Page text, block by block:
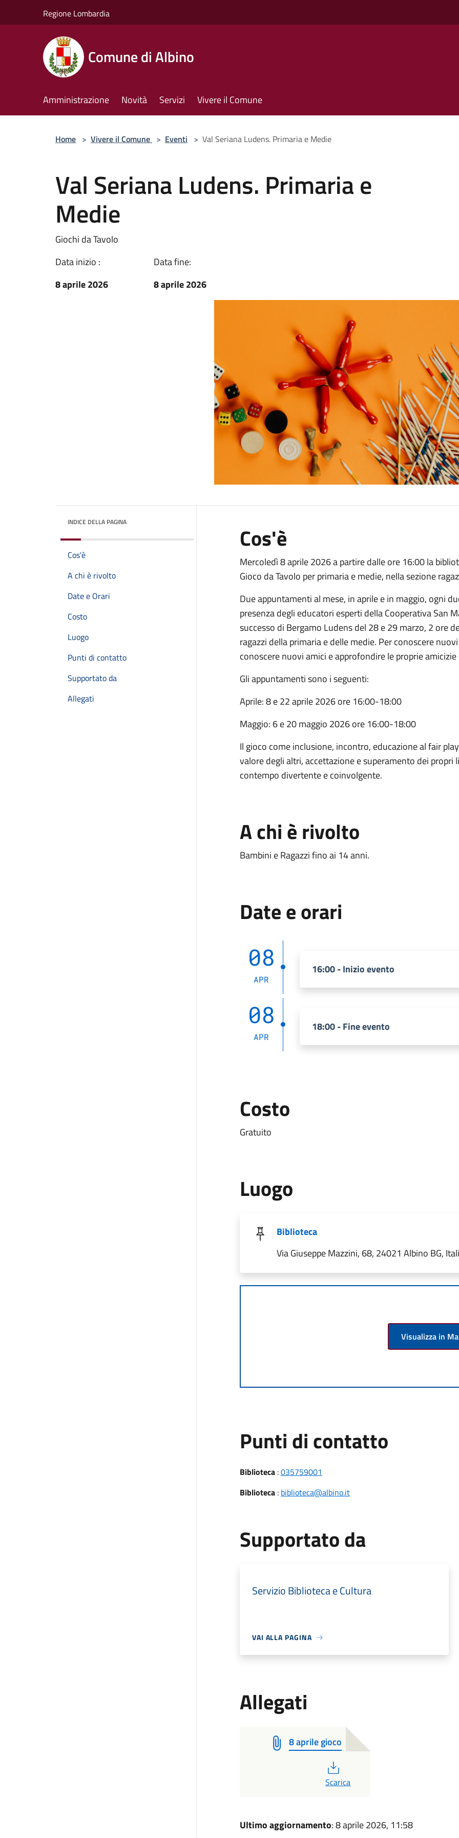
Regione Lombardia
Comune di Albino
Amministrazione Novità Servizi Vivere il Comune
Home > Vivere il Comune > Eventi > Val Seriana Ludens. Primaria e Medie
Val Seriana Ludens. Primaria e
Medie
Giochi da Tavolo
Data inizio :
8 aprile 2026
Data fine:
8 aprile 2026
INDICE DELLA PAGINA
Cos'è
A chi è rivolto
Date e Orari
Costo
Luogo
Punti di contatto
Supportato da
Allegati
Cos'è
Mercoledì 8 aprile 2026 a partire dalle ore 16:00 la
Gioco da Tavolo per primaria e medie, nella sezione
Due appuntamenti al mese, in aprile e in maggio, ogni
presenza degli educatori esperti della Cooperativa San
successo di Bergamo Ludens del 28 e 29 marzo, 2 ore
ragazzi della primaria e delle medie. Per conoscere
conoscere nuovi amici e approfondire le proprie
Gli appuntamenti sono i seguenti:
Aprile: 8 e 22 aprile 2026 ore 16:00-18:00
Maggio: 6 e 20 maggio 2026 ore 16:00-18:00
Il gioco come inclusione, incontro, educazione al fair
valore degli altri, accettazione e superamento dei propri
contempo divertente e coinvolgente.
A chi è rivolto
Bambini e Ragazzi fino ai 14 anni.
Date e orari
08
APR
16:00 - Inizio evento
08
APR
18:00 - Fine evento
Costo
Gratuito
Luogo
Biblioteca
Via Giuseppe Mazzini, 68, 24021 Albino BG,
Visualizza in
Punti di contatto
Biblioteca:035759001
Biblioteca: biblioteca@albino.it
Supportato da
Servizio Biblioteca e Cultura
VAI ALLA PAGINA
Allegati
8 aprile gioco
PDF
Scarica
Ultimo aggiornamento: 8 aprile 2026, 11:58